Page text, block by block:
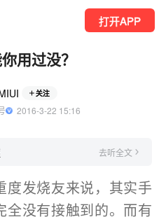
打开APP
用过没？
关注
  2016-3-22 15:16
去听全文
度发烧友来说，其实手
全没有接触到的。而有